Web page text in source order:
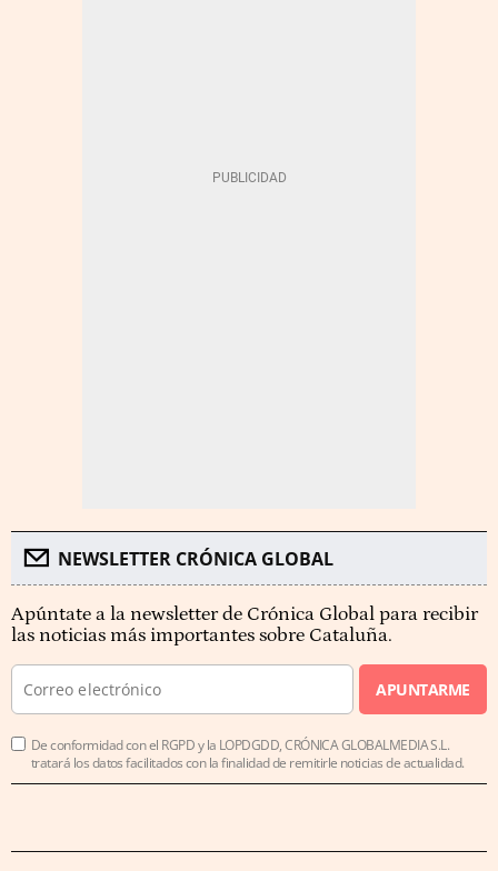
NEWSLETTER CRÓNICA GLOBAL
Apúntate a la newsletter de Crónica Global para recibir
las noticias más importantes sobre Cataluña.
APUNTARME
De conformidad con el RGPD y la LOPDGDD, CRÓNICA GLOBALMEDIA S.L.
tratará los datos facilitados con la finalidad de remitirle noticias de actualidad.